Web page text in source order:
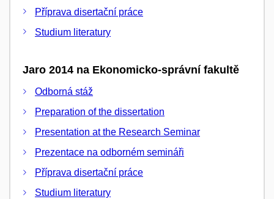
Příprava disertační práce
Studium literatury
Jaro 2014 na Ekonomicko-správní fakultě
Odborná stáž
Preparation of the dissertation
Presentation at the Research Seminar
Prezentace na odborném semináři
Příprava disertační práce
Studium literatury